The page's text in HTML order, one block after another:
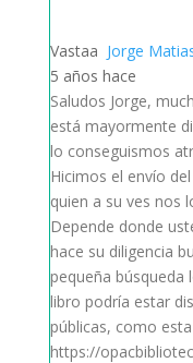
Vastaa Jorge
5 años hace
Saludos Jorge,
está mayormente
lo conseguismos
Hicimos el envío
quien a su ves nos
Depende donde
hace su diligencia
pequeña búsqueda
libro podría estar
públicas, como
https://